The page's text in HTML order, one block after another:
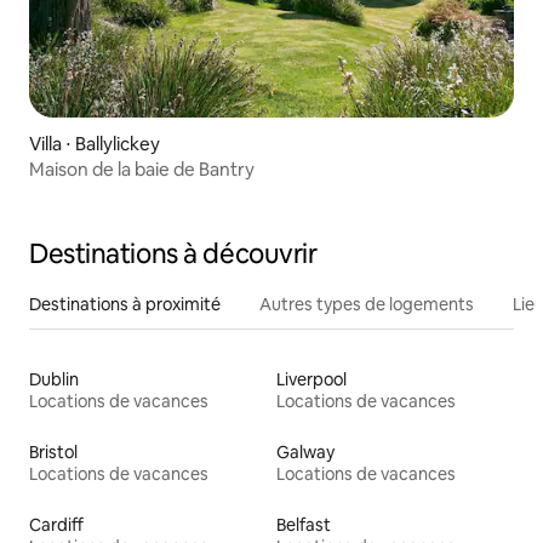
Villa ⋅ Ballylickey
Maison de la baie de Bantry
Destinations à découvrir
Destinations à proximité Autres types de logements
Dublin
Locations de vacances
Liverpool
Locations de vacances
Bristol
Locations de vacances
Galway
Locations de vacances
Cardiff
Belfast